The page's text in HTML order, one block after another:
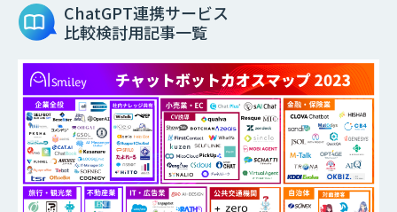
ChatGPT連携サービス
比較検討用記事一覧